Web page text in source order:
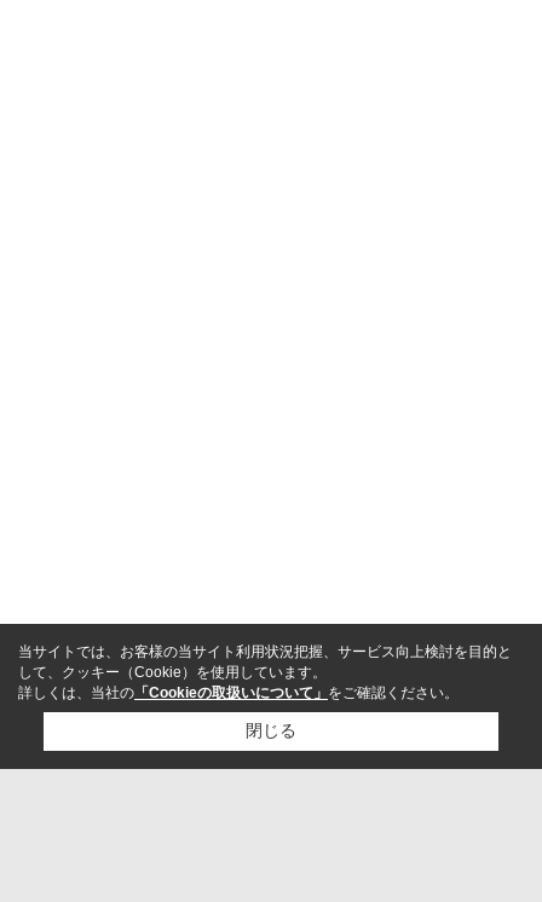
当サイトでは、お客様の当サイト利用状況把握、サービス向上検討を目的と
して、クッキー（Cookie）を使用しています。
詳しくは、当社の 「Cookieの取扱いについて」 をご確認ください。
閉じる